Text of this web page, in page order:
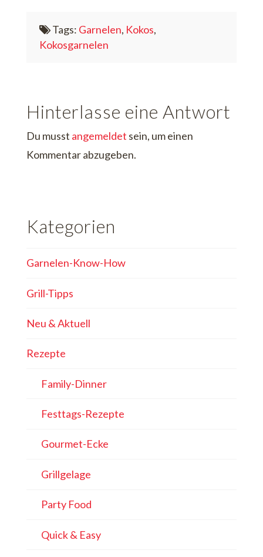
Tags: Garnelen, Kokos,
Kokosgarnelen
Hinterlasse eine Antwort
Du musst angemeldet sein, um einen
Kommentar abzugeben.
Kategorien
Garnelen-Know-How
Grill-Tipps
Neu & Aktuell
Rezepte
Family-Dinner
Festtags-Rezepte
Gourmet-Ecke
Grillgelage
Party Food
Quick & Easy